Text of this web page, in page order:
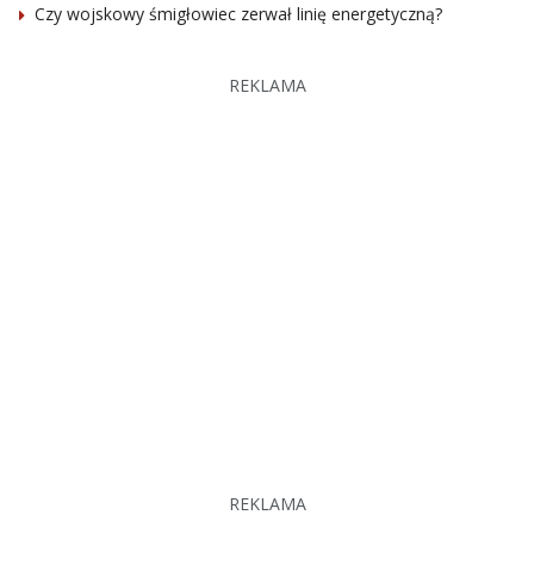
Czy wojskowy śmigłowiec zerwał linię energetyczną?
REKLAMA
REKLAMA